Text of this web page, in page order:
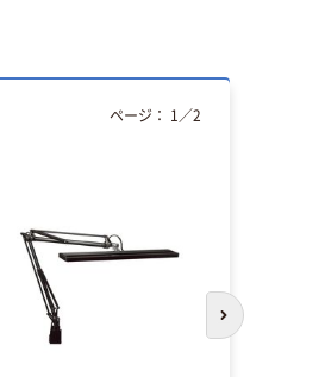
ページ： 1 ／2
次のスライド